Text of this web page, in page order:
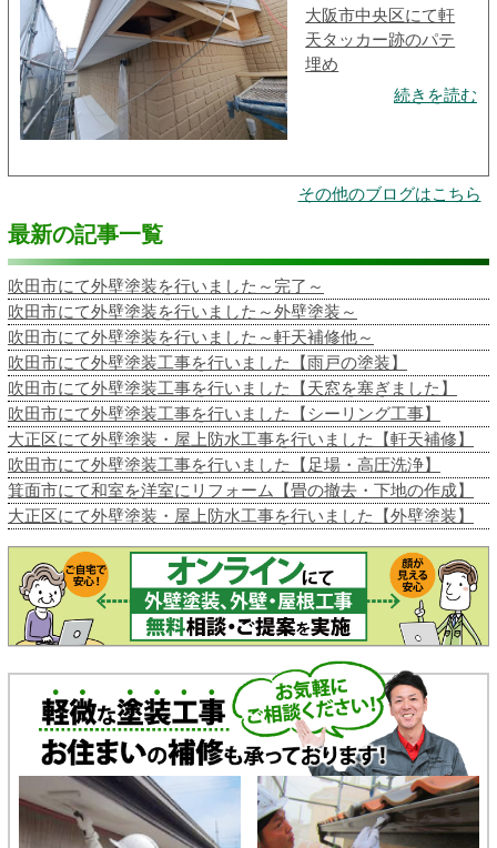
大阪市中央区にて軒
天タッカー跡のパテ
埋め
続きを読む
その他のブログはこちら
最新の記事一覧
吹田市にて外壁塗装を行いました～完了～
吹田市にて外壁塗装を行いました～外壁塗装～
吹田市にて外壁塗装を行いました～軒天補修他～
吹田市にて外壁塗装工事を行いました【雨戸の塗装】
吹田市にて外壁塗装工事を行いました【天窓を塞ぎました】
吹田市にて外壁塗装工事を行いました【シーリング工事】
大正区にて外壁塗装・屋上防水工事を行いました【軒天補修】
吹田市にて外壁塗装工事を行いました【足場・高圧洗浄】
箕面市にて和室を洋室にリフォーム【畳の撤去・下地の作成】
大正区にて外壁塗装・屋上防水工事を行いました【外壁塗装】